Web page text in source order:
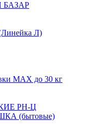
БАЗАР
Л)
MAX до 30 кг
РН-Ц
(бытовые)